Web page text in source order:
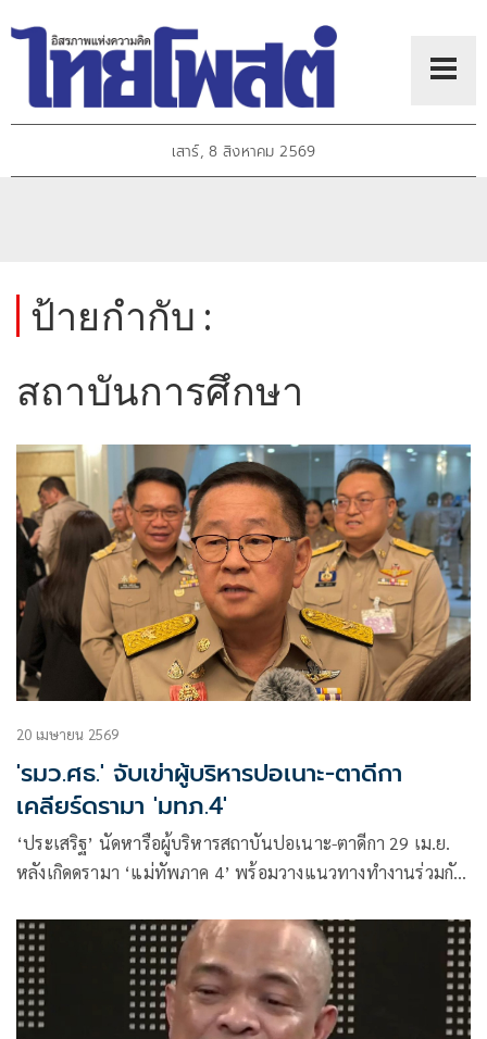
เสาร์, 8 สิงหาคม 2569
ป้ายกำกับ :
สถาบันการศึกษา
20 เมษายน 2569
'รมว.ศธ.' จับเข่าผู้บริหารปอเนาะ-ตาดีกา
เคลียร์ดรามา 'มทภ.4'
‘ประเสริฐ’ นัดหารือผู้บริหารสถาบันปอเนาะ-ตาดีกา 29 เม.ย.
หลังเกิดดรามา ‘แม่ทัพภาค 4’ พร้อมวางแนวทางทำงานร่วมกัน